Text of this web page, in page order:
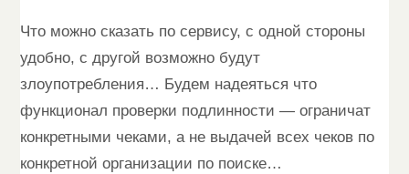
Что можно сказать по сервису, с одной стороны
удобно, с другой возможно будут
злоупотребления… Будем надеяться что
функционал проверки подлинности — ограничат
конкретными чеками, а не выдачей всех чеков по
конкретной организации по поиске…